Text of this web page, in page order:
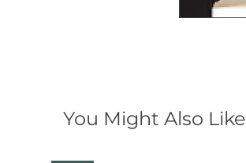
You Might Also Like